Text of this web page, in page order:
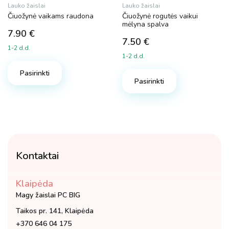
Lauko žaislai
Čiuožynė vaikams raudona
7.90 €
1-2 d.d.
Pasirinkti
Lauko žaislai
Čiuožynė rogutės vaikui
mėlyna spalva
7.50 €
1-2 d.d.
Pasirinkti
Kontaktai
Klaipėda
Magy žaislai PC BIG
Taikos pr. 141, Klaipėda
+370 646 04 175